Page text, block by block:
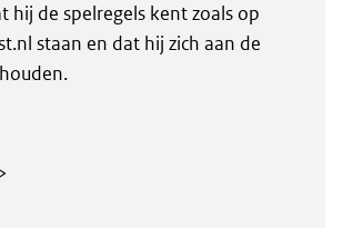
hij de spelregels kent zoals op
staan en dat hij zich aan de